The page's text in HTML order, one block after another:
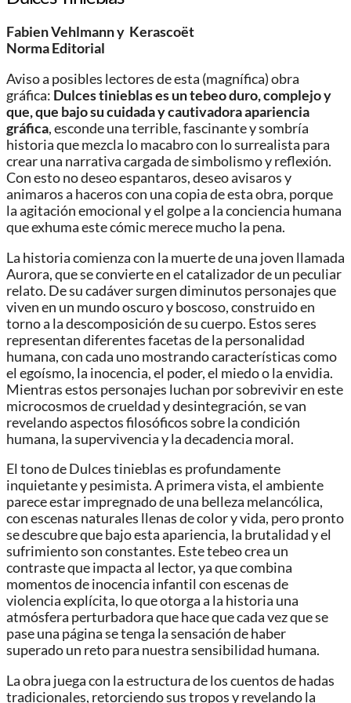
Fabien Vehlmann y Kerascoët
Norma Editorial
Aviso a posibles lectores de esta (magnífica) obra
gráfica: Dulces tinieblas es un tebeo duro, complejo y
que, que bajo su cuidada y cautivadora apariencia
gráfica, esconde una terrible, fascinante y sombría
historia que mezcla lo macabro con lo surrealista para
crear una narrativa cargada de simbolismo y reflexión.
Con esto no deseo espantaros, deseo avisaros y
animaros a haceros con una copia de esta obra, porque
la agitación emocional y el golpe a la conciencia humana
que exhuma este cómic merece mucho la pena.
La historia comienza con la muerte de una joven llamada
Aurora, que se convierte en el catalizador de un peculiar
relato. De su cadáver surgen diminutos personajes que
viven en un mundo oscuro y boscoso, construido en
torno a la descomposición de su cuerpo. Estos seres
representan diferentes facetas de la personalidad
humana, con cada uno mostrando características como
el egoísmo, la inocencia, el poder, el miedo o la envidia.
Mientras estos personajes luchan por sobrevivir en este
microcosmos de crueldad y desintegración, se van
revelando aspectos filosóficos sobre la condición
humana, la supervivencia y la decadencia moral.
El tono de Dulces tinieblas es profundamente
inquietante y pesimista. A primera vista, el ambiente
parece estar impregnado de una belleza melancólica,
con escenas naturales llenas de color y vida, pero pronto
se descubre que bajo esta apariencia, la brutalidad y el
sufrimiento son constantes. Este tebeo crea un
contraste que impacta al lector, ya que combina
momentos de inocencia infantil con escenas de
violencia explícita, lo que otorga a la historia una
atmósfera perturbadora que hace que cada vez que se
pase una página se tenga la sensación de haber
superado un reto para nuestra sensibilidad humana.
La obra juega con la estructura de los cuentos de hadas
tradicionales, retorciendo sus tropos y revelando la